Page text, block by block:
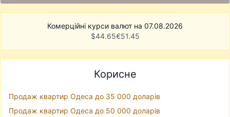
Комерційні курси валют на 07.08.2026
$44.65€51.45
Корисне
Продаж квартир Одеса до 35 000 доларів
Продаж квартир Одеса до 50 000 доларів